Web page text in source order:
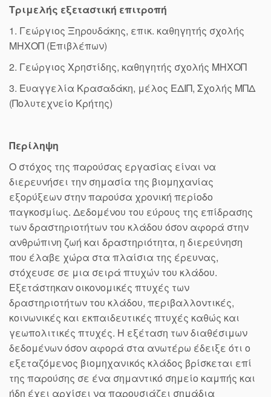
Τριμελής εξεταστική επιτροπή
1. Γεώργιος Ξηρουδάκης, επικ. καθηγητής σχολής
ΜΗΧΟΠ (Επιβλέπων)
2. Γεώργιος Χρηστίδης, καθηγητής σχολής ΜΗΧΟΠ
3. Ευαγγελία Κρασαδάκη, μέλος EΔΙΠ, Σχολής ΜΠΔ
(Πολυτεχνείο Κρήτης)
Περίληψη
Ο στόχος της παρούσας εργασίας είναι να
διερευνήσει την σημασία της βιομηχανίας
εξορύξεων στην παρούσα χρονική περίοδο
παγκοσμίως. Δεδομένου του εύρους της επίδρασης
των δραστηριοτήτων του κλάδου όσον αφορά στην
ανθρώπινη ζωή και δραστηριότητα, η διερεύνηση
που έλαβε χώρα στα πλαίσια της έρευνας,
στόχευσε σε μια σειρά πτυχών του κλάδου.
Εξετάστηκαν οικονομικές πτυχές των
δραστηριοτήτων του κλάδου, περιβαλλοντικές,
κοινωνικές και εκπαιδευτικές πτυχές καθώς και
γεωπολιτικές πτυχές. Η εξέταση των διαθέσιμων
δεδομένων όσον αφορά στα ανωτέρω έδειξε ότι ο
εξεταζόμενος βιομηχανικός κλάδος βρίσκεται επί
της παρούσης σε ένα σημαντικό σημείο καμπής και
ήδη έχει αρχίσει να παρουσιάζει σημάδια